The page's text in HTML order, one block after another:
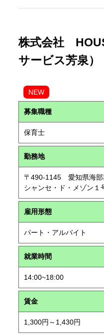
株式会社
サービス芳泉）
NEW
募集職種
保育士
勤務地
〒490-1145 愛知県海
シャンセ・ド・メゾン
雇用形態
パート・アルバイト
就業時間
14:00~18:00
賃金
1,300円～1,430円